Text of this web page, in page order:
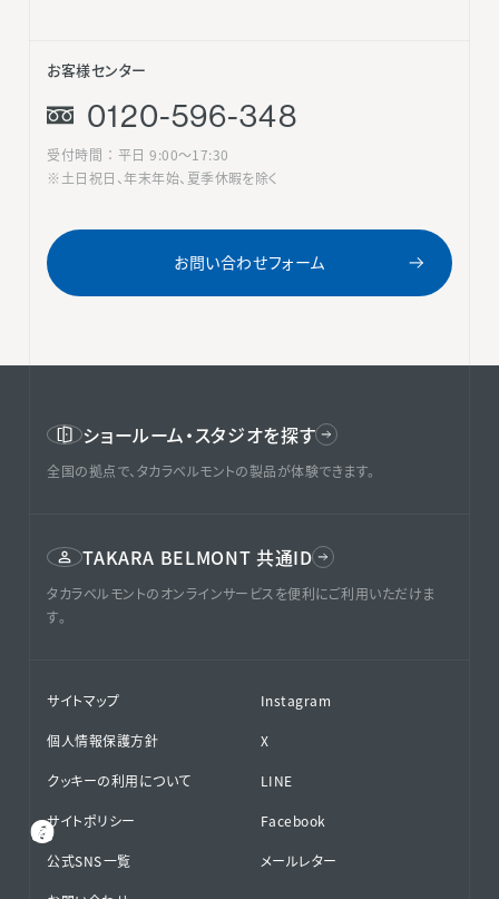
お客様センター
0120-596-348
受付時間 ： 平日 9:00〜17:30
※土日祝日、年末年始、夏季休暇を除く
お問い合わせフォーム
ショールーム・スタジオを探す
全国の拠点で、タカラベルモントの製品が体験できます。
TAKARA BELMONT 共通ID
タカラベルモントのオンラインサービスを便利にご利用いただけま
す。
サイトマップ
個人情報保護方針
クッキーの利用について
サイトポリシー
公式SNS⁨⁩一覧
Instagram
X
LINE
Facebook
メールレター